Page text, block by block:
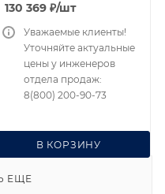
130 369 ₽/шт
В КОРЗИНУ
Уважаемые клиенты!
Уточняйте актуальные
цены у инженеров
отдела продаж:
8(800) 200-90-73
ЕЩЕ